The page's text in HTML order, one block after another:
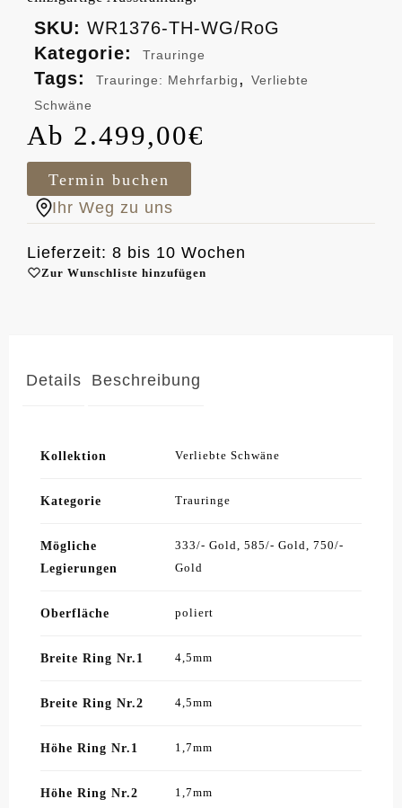
SKU: WR1376-TH-WG/RoG
Kategorie:
Trauringe
Tags: Trauringe: Mehrfarbig,
Verliebte
Schwäne
2.499,00€
Termin buchen
Ihr Weg zu uns
Lieferzeit: 8 bis 10 Wochen
Zur Wunschliste hinzufügen
Details Beschreibung
Kollektion Verliebte Schwäne
Kategorie Trauringe
Mögliche
Legierungen
333/- Gold, 585/- Gold, 750/-
Gold
Oberfläche poliert
Breite Ring Nr.1 4,5mm
Breite Ring Nr.2 4,5mm
Höhe Ring Nr.1 1,7mm
Höhe Ring Nr.2 1,7mm